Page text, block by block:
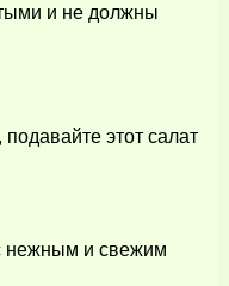
и не должны
этот салат
нежным и свежим